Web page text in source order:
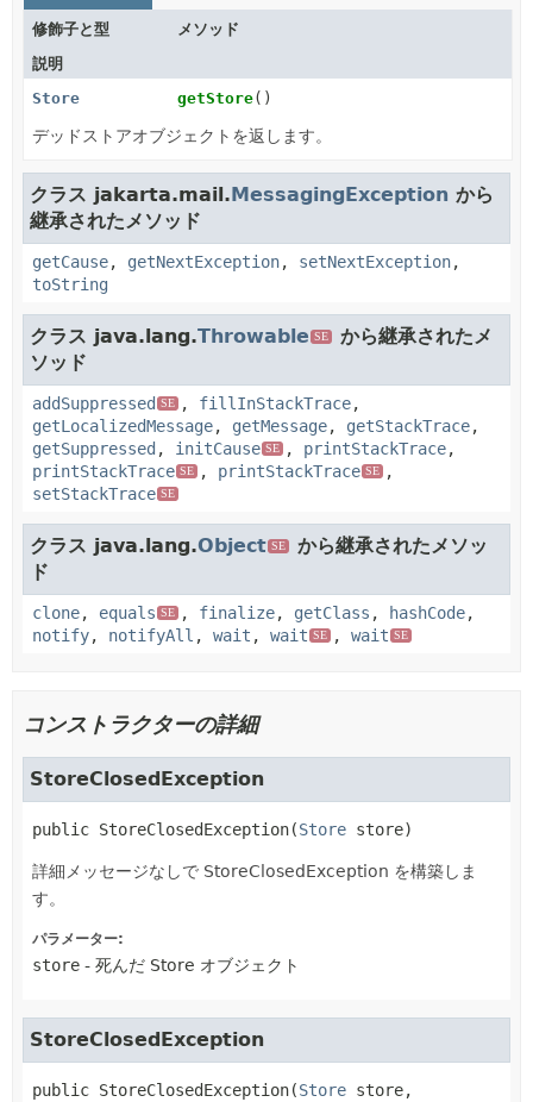
修飾子と型
メソッド
説明
Store
getStore()
デッドストアオブジェクトを返します。
クラス jakarta.mail.MessagingException から
継承されたメソッド
getCause, getNextException, setNextException,
toString
クラス java.lang.Throwable SE
から継承されたメ
ソッド
addSuppressed SE , fillInStackTrace,
getLocalizedMessage, getMessage, getStackTrace,
getSuppressed , initCause SE , printStackTrace,
printStackTrace SE , printStackTrace SE
,
setStackTrace SE
クラス java.lang.Object SE
から継承されたメソッ
ド
clone, equals SE , finalize, getClass , hashCode,
notify, notifyAll , wait , wait SE , wait SE
コンストラクターの詳細
StoreClosedException
public StoreClosedException(Store store)
詳細メッセージなしで StoreClosedException を構築しま
す。
パラメーター:
store - 死んだ Store オブジェクト
StoreClosedException
public StoreClosedException(Store store,